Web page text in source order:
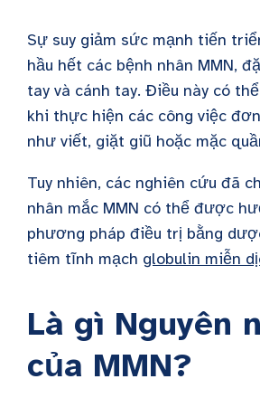
Sự suy giảm sức mạnh tiến
hầu hết các bệnh nhân MMN,
tay và cánh tay. Điều này có
khi thực hiện các công việc
như viết, giặt giũ hoặc mặc
Tuy nhiên, các nghiên cứu đã
nhân mắc MMN có thể được
phương pháp điều trị bằng
tiêm tĩnh mạch globulin miễn
Là gì Nguyên
của MMN?